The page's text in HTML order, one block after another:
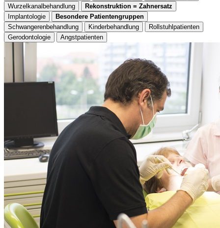
Wurzelkanalbehandlung
Rekonstruktion = Zahnersatz
Implantologie
Besondere Patientengruppen
Schwangerenbehandlung
Kinderbehandlung
Rollstuhlpatienten
Gerodontologie
Angstpatienten